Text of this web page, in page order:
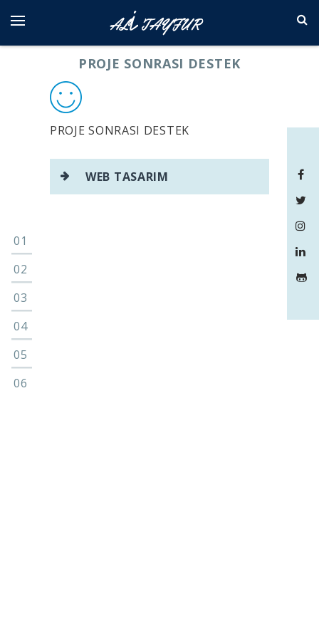
to
PROJE SONRASI DESTEK
PROJE SONRASI DESTEK
Yazı
gezinmesi
WEB TASARIM